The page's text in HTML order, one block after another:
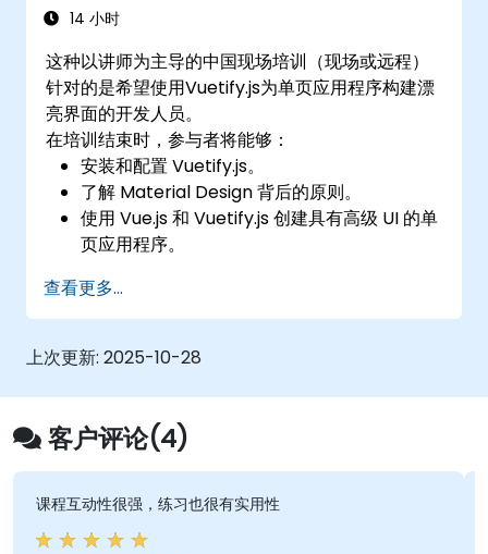
14 小时
这种以讲师为主导的中国现场培训（现场或远程）
针对的是希望使用Vuetify.js为单页应用程序构建漂
亮界面的开发人员。
在培训结束时，参与者将能够：
安装和配置 Vuetify.js。
了解 Material Design 背后的原则。
使用 Vue.js 和 Vuetify.js 创建具有高级 UI 的单
页应用程序。
查看更多...
上次更新: 2025-10-28
客户评论(4)
课程互动性很强，练习也很有实用性